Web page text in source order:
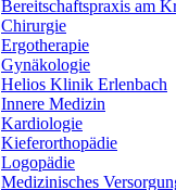
Bereitschaftspraxis am
Chirurgie
Ergotherapie
Gynäkologie
Helios Klinik Erlenbach
Innere Medizin
Kardiologie
Kieferorthopädie
Logopädie
Medizinisches